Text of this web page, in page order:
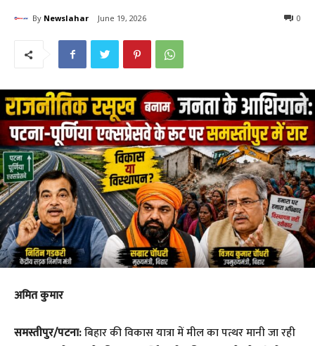
By Newslahar June 19, 2026 0
अमित कुमार
समस्तीपुर/पटना:बिहार की विकास यात्रा में मील का पत्थर मानी जा रही